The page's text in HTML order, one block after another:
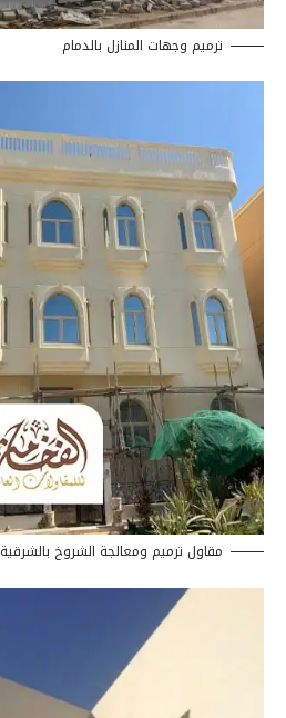
ترميم وجهات المنازل بالدمام
مقاول ترميم ومعالجة الشروخ بالشرقية